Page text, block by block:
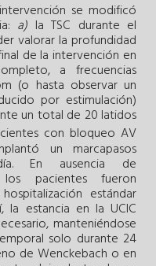
se modificó
a) la TSC durante el
valorar la profundidad
de la intervención en
a frecuencias
(o hasta observar un
por estimulación)
un total de 20 latidos
con bloqueo AV
un marcapasos
En ausencia de
los pacientes fueron
estándar
la estancia en la UCIC
manteniéndose
solo durante 24
de Wenckebach o en